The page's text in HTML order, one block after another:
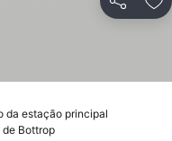
Partilhar
da estação principal
preços
Bottrop